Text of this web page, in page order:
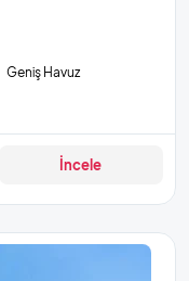
Geniş Havuz
İncele